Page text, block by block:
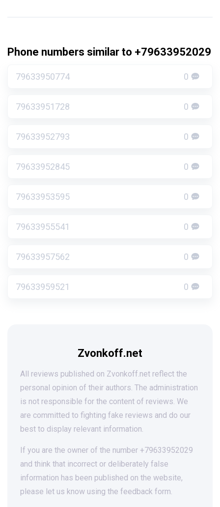
Phone numbers similar to +79633952029
79633950774 0
79633951728 0
79633952793 0
79633952845 0
79633953595 0
79633955541 0
79633957562 0
79633959521 0
Zvonkoff.net
All reviews published on Zvonkoff.net reflect the
personal opinion of their authors. The administration
is not responsible for the content of reviews. We
are committed to fighting fake reviews and do our
best to display relevant information.
If you are the owner of the number +79633952029
and think that incorrect or deliberately false
information has been published on the website,
please let us know using the feedback form.